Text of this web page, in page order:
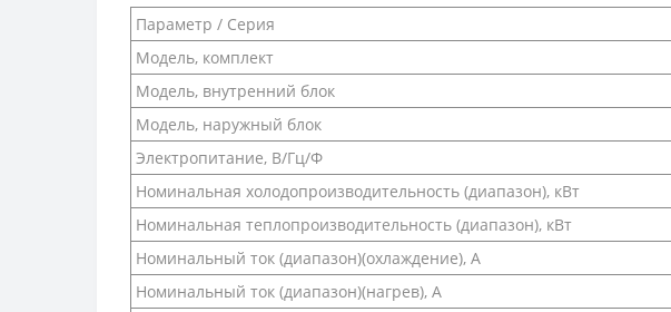
Параметр / Серия
Модель, комплект
Модель, внутренний блок
Модель, наружный блок
Электропитание, В/Гц/Ф
Номинальная холодопроизводительность (диапазон), кВт
Номинальная теплопроизводительность (диапазон), кВт
Номинальный ток (диапазон)(охлаждение), А
Номинальный ток (диапазон)(нагрев), А